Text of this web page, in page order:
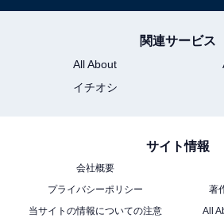
関連サービス
All About
イチオシ
サイト情報
会社概要
プライバシーポリシー
著
当サイトの情報についての注意
All